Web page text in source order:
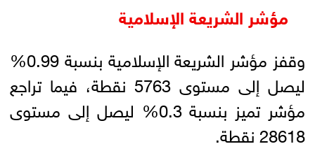
مؤشر الشريعة الإسلامية
وقفز مؤشر الشريعة الإسلامية بنسبة 0.99%
ليصل إلى مستوى 5763 نقطة، فيما تراجع
مؤشر تميز بنسبة 0.3% ليصل إلى مستوى
28618 نقطة.